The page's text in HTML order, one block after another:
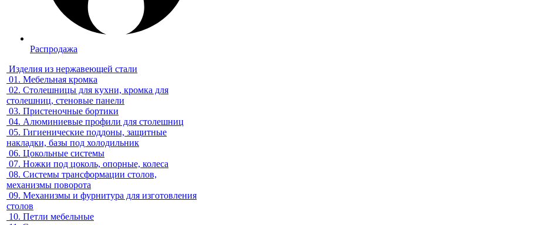
Распродажа
Изделия из нержавеющей стали
01. Мебельная кромка
02. Столешницы для кухни, кромка для
столешниц, стеновые панели
03. Пристеночные бортики
04. Алюминиевые профили для столешниц
05. Гигиенические поддоны, защитные
накладки, базы под холодильник
06. Цокольные системы
07. Ножки под цоколь, опорные, колеса
08. Системы трансформации столов,
механизмы поворота
09. Механизмы и фурнитура для изготовления
столов
10. Петли мебельные